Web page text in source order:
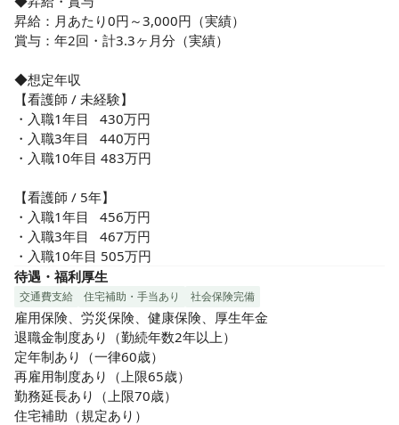
昇給：月あたり0円～3,000円（実績）
賞与：年2回・計3.3ヶ月分（実績）
◆想定年収
【看護師 / 未経験】
・入職1年目   430万円
・入職3年目   440万円
・入職10年目 483万円
【看護師 / 5年】
・入職1年目   456万円
・入職3年目   467万円
・入職10年目 505万円
待遇・福利厚生
交通費支給 住宅補助・手当あり 社会保険完備
雇用保険、労災保険、健康保険、厚生年金
退職金制度あり（勤続年数2年以上）
定年制あり（一律60歳）
再雇用制度あり（上限65歳）
勤務延長あり（上限70歳）
住宅補助（規定あり）